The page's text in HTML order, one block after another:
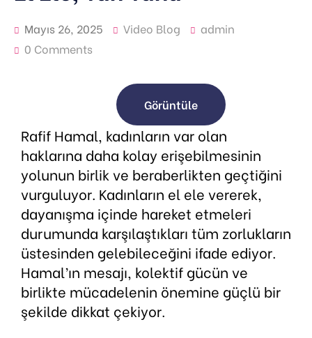
Mayıs 26, 2025 Video Blog
admin
0 Comments
Görüntüle
Rafif Hamal, kadınların var olan
haklarına daha kolay erişebilmesinin
yolunun birlik ve beraberlikten geçtiğini
vurguluyor. Kadınların el ele vererek,
dayanışma içinde hareket etmeleri
durumunda karşılaştıkları tüm zorlukların
üstesinden gelebileceğini ifade ediyor.
Hamal’ın mesajı, kolektif gücün ve
birlikte mücadelenin önemine güçlü bir
şekilde dikkat çekiyor.